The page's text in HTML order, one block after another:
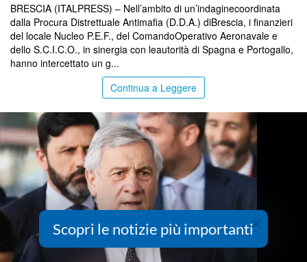
BRESCIA (ITALPRESS) – Nell’ambito di un’indaginecoordinata
dalla Procura Distrettuale Antimafia (D.D.A.) diBrescia, i finanzieri
del locale Nucleo P.E.F., del ComandoOperativo Aeronavale e
dello S.C.I.C.O., in sinergia con leautorità di Spagna e Portogallo,
hanno intercettato un g...
Continua a Leggere
×
Scopri le notizie più importanti